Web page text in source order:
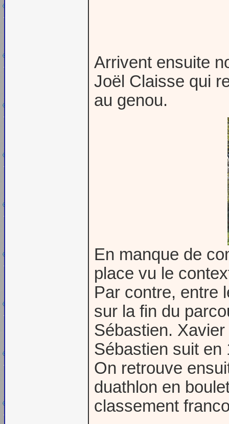
Arrivent ensuite
Joël Claisse qui
au genou.
En manque de
place vu le
Par contre, entre
sur la fin du
Sébastien. Xavier
Sébastien suit en
On retrouve
duathlon en
classement